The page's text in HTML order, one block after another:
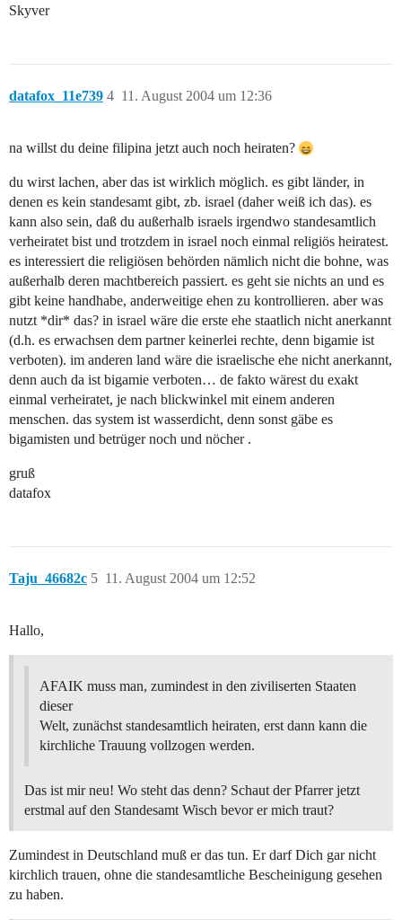
Skyver
datafox_11e739 11. August 2004 um 12:36
4
na willst du deine filipina jetzt auch noch heiraten?
du wirst lachen, aber das ist wirklich möglich. es gibt länder, in
denen es kein standesamt gibt, zb. israel (daher weiß ich das). es
kann also sein, daß du außerhalb israels irgendwo standesamtlich
verheiratet bist und trotzdem in israel noch einmal religiös heiratest.
es interessiert die religiösen behörden nämlich nicht die bohne, was
außerhalb deren machtbereich passiert. es geht sie nichts an und es
gibt keine handhabe, anderweitige ehen zu kontrollieren. aber was
nutzt *dir* das? in israel wäre die erste ehe staatlich nicht anerkannt
(d.h. es erwachsen dem partner keinerlei rechte, denn bigamie ist
verboten). im anderen land wäre die israelische ehe nicht anerkannt,
denn auch da ist bigamie verboten… de fakto wärest du exakt
einmal verheiratet, je nach blickwinkel mit einem anderen
menschen. das system ist wasserdicht, denn sonst gäbe es
bigamisten und betrüger noch und nöcher .
gruß
datafox
Taju_46682c 11. August 2004 um 12:52
5
Hallo,
AFAIK muss man, zumindest in den ziviliserten Staaten
dieser
Welt, zunächst standesamtlich heiraten, erst dann kann die
kirchliche Trauung vollzogen werden.
Das ist mir neu! Wo steht das denn? Schaut der Pfarrer jetzt
erstmal auf den Standesamt Wisch bevor er mich traut?
Zumindest in Deutschland muß er das tun. Er darf Dich gar nicht
kirchlich trauen, ohne die standesamtliche Bescheinigung gesehen
zu haben.